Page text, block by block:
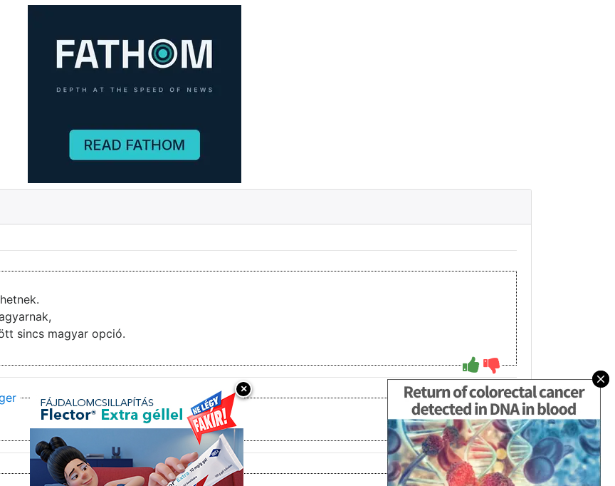
×
sincs magyar opció.